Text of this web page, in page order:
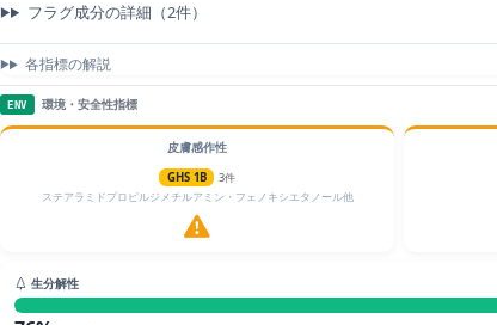
フラグ成分の詳細（2件）
各指標の解説
ENV 環境・安全性指標
皮膚感作性
GHS 1B
3件
ステアラミドプロピルジメチルアミン・フェノキシエタノール他
生分解性